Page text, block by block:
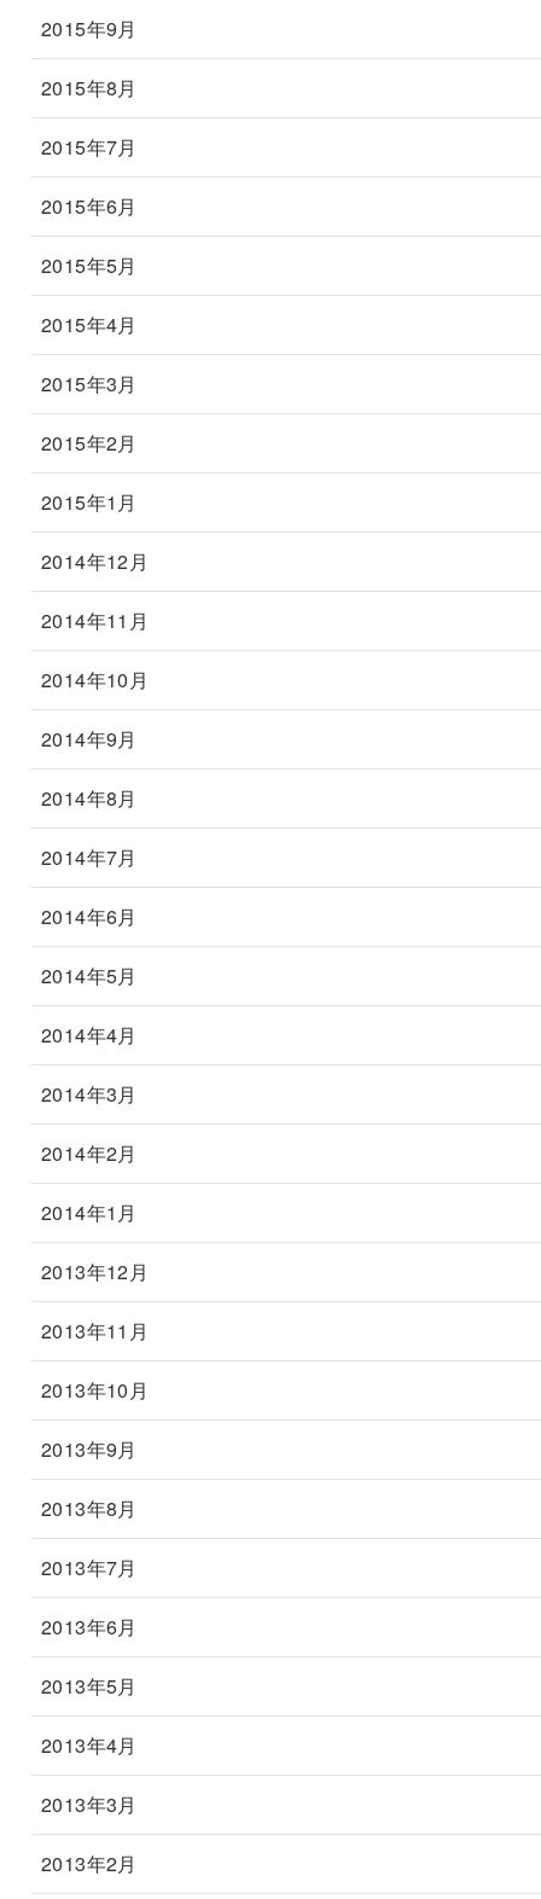
2015年9月
2015年8月
2015年7月
2015年6月
2015年5月
2015年4月
2015年3月
2015年2月
2015年1月
2014年12月
2014年11月
2014年10月
2014年9月
2014年8月
2014年7月
2014年6月
2014年5月
2014年4月
2014年3月
2014年2月
2014年1月
2013年12月
2013年11月
2013年10月
2013年9月
2013年8月
2013年7月
2013年6月
2013年5月
2013年4月
2013年3月
2013年2月